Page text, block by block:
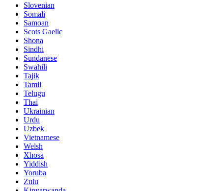
Slovenian
Somali
Samoan
Scots Gaelic
Shona
Sindhi
Sundanese
Swahili
Tajik
Tamil
Telugu
Thai
Ukrainian
Urdu
Uzbek
Vietnamese
Welsh
Xhosa
Yiddish
Yoruba
Zulu